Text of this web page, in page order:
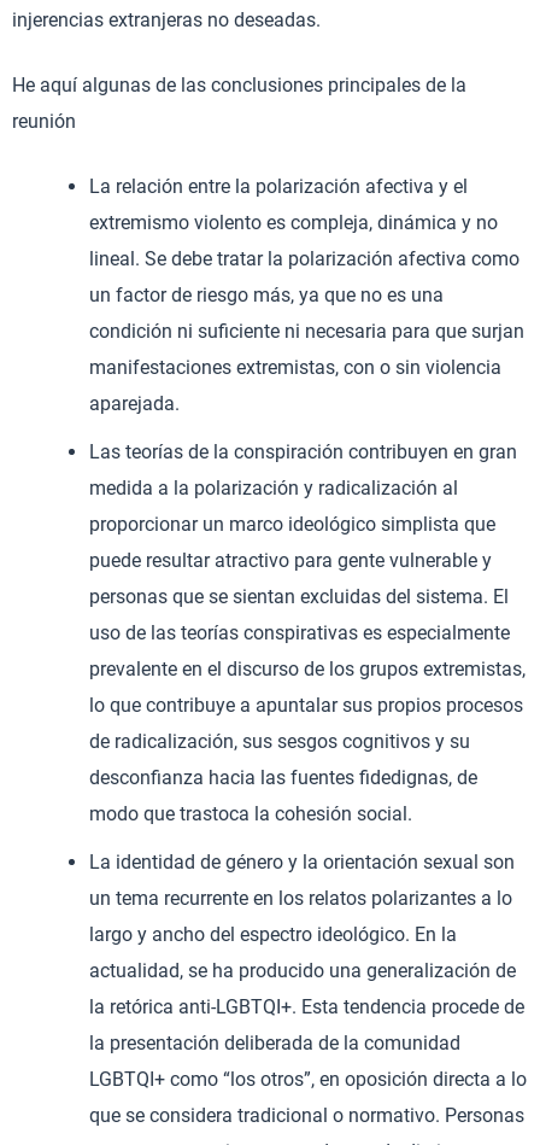
injerencias extranjeras no deseadas.
He aquí algunas de las conclusiones principales de la
reunión
La relación entre la polarización afectiva y el
extremismo violento es compleja, dinámica y no
lineal. Se debe tratar la polarización afectiva como
un factor de riesgo más, ya que no es una
condición ni suficiente ni necesaria para que surjan
manifestaciones extremistas, con o sin violencia
aparejada.
Las teorías de la conspiración contribuyen en gran
medida a la polarización y radicalización al
proporcionar un marco ideológico simplista que
puede resultar atractivo para gente vulnerable y
personas que se sientan excluidas del sistema. El
uso de las teorías conspirativas es especialmente
prevalente en el discurso de los grupos extremistas,
lo que contribuye a apuntalar sus propios procesos
de radicalización, sus sesgos cognitivos y su
desconfianza hacia las fuentes fidedignas, de
modo que trastoca la cohesión social.
La identidad de género y la orientación sexual son
un tema recurrente en los relatos polarizantes a lo
largo y ancho del espectro ideológico. En la
actualidad, se ha producido una generalización de
la retórica anti-LGBTQI+. Esta tendencia procede de
la presentación deliberada de la comunidad
LGBTQI+ como “los otros”, en oposición directa a lo
que se considera tradicional o normativo. Personas